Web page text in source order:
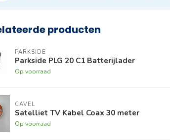
producten
PARKSIDE
Parkside PLG 20 C1 Batterijlader
Op voorraad
CAVEL
Satelliet TV Kabel Coax 30 meter
Op voorraad